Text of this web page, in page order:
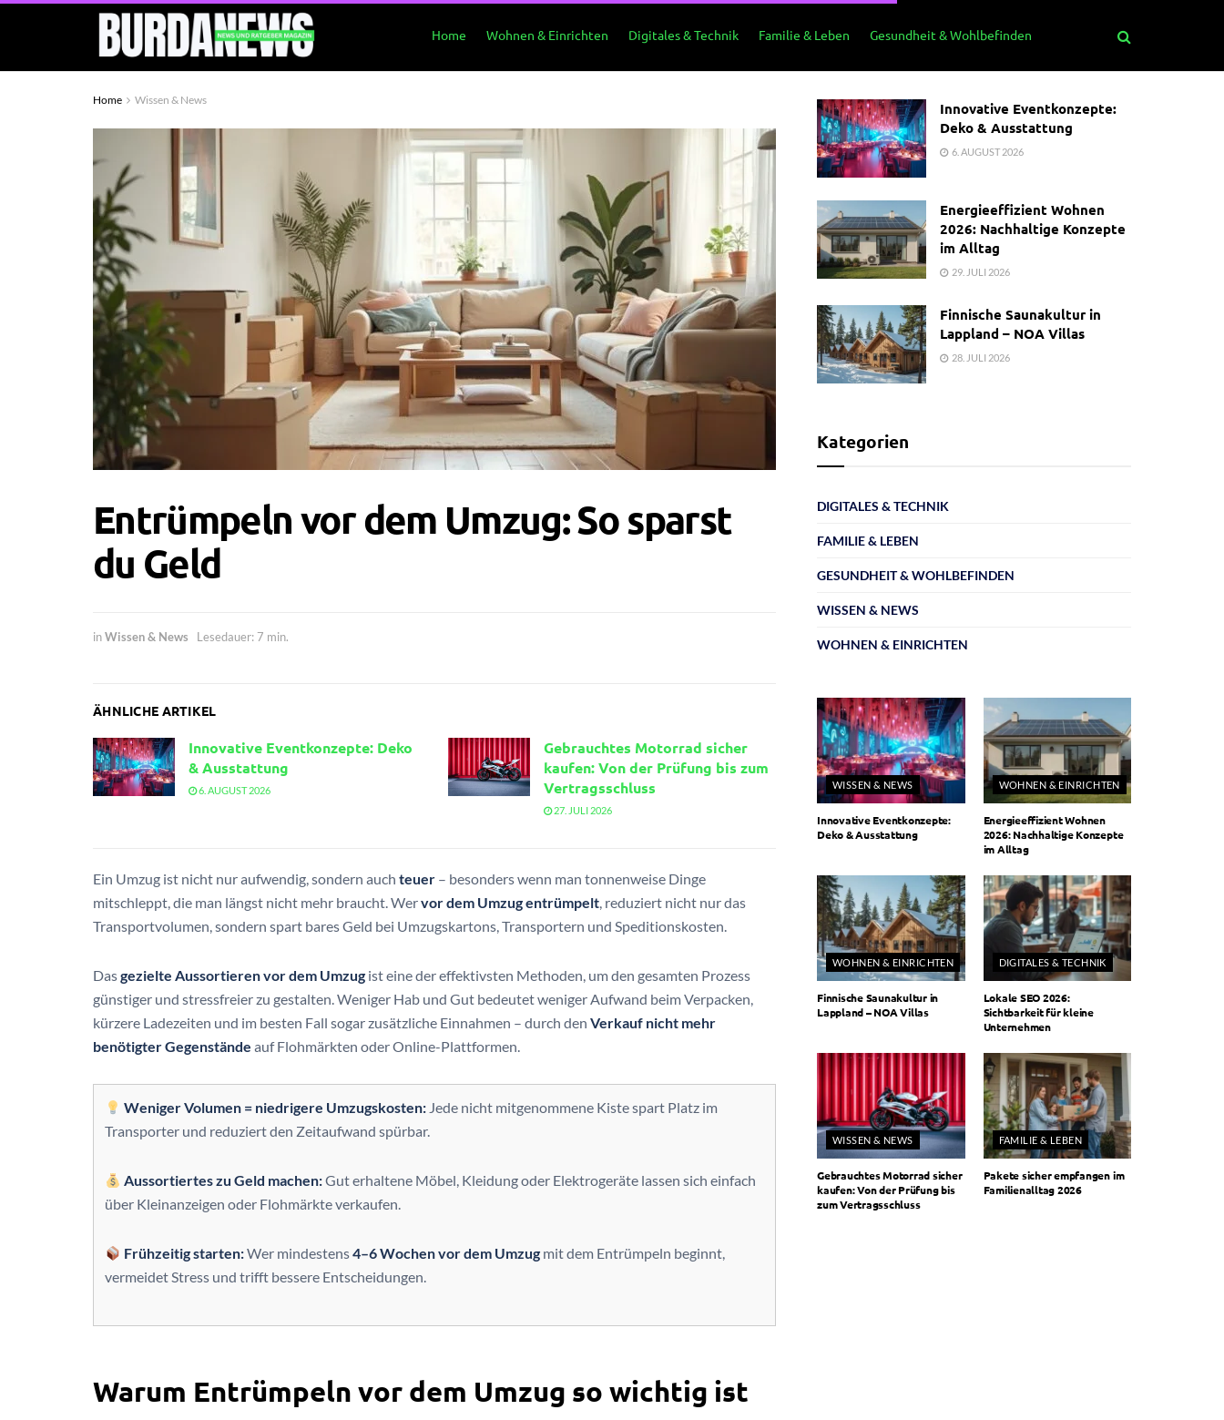
Home Wohnen & Einrichten Digitales & Technik Familie & Leben Gesundheit & Wohlbefinden
Home Wissen & News
Entrümpeln vor dem Umzug: So sparst
du Geld
inWissen & News Lesedauer: 7 min.
ÄHNLICHE ARTIKEL
Innovative Eventkonzepte: Deko
& Ausstattung
6. AUGUST 2026
Gebrauchtes Motorrad sicher
kaufen: Von der Prüfung bis zum
Vertragsschluss
27. JULI 2026
Ein Umzug ist nicht nur aufwendig, sondern auch teuer – besonders wenn man tonnenweise Dinge
mitschleppt, die man längst nicht mehr braucht. Wervor dem Umzug entrümpelt, reduziert nicht nur das
Transportvolumen, sondern spart bares Geld bei Umzugskartons, Transportern und Speditionskosten.
Dasgezielte Aussortieren vor dem Umzug ist eine der effektivsten Methoden, um den gesamten Prozess
günstiger und stressfreier zu gestalten. Weniger Hab und Gut bedeutet weniger Aufwand beim Verpacken,
kürzere Ladezeiten und im besten Fall sogar zusätzliche Einnahmen – durch den Verkauf nicht mehr
benötigter Gegenstände auf Flohmärkten oder Online-Plattformen.
Weniger Volumen = niedrigere Umzugskosten: Jede nicht mitgenommene Kiste spart Platz im
Transporter und reduziert den Zeitaufwand spürbar.
Aussortiertes zu Geld machen:Gut erhaltene Möbel, Kleidung oder Elektrogeräte lassen sich einfach
über Kleinanzeigen oder Flohmärkte verkaufen.
Frühzeitig starten:Wer mindestens4–6 Wochen vor dem Umzug mit dem Entrümpeln beginnt,
vermeidet Stress und trifft bessere Entscheidungen.
Warum Entrümpeln vor dem Umzug so wichtig ist
Innovative Eventkonzepte:
Deko & Ausstattung
6. AUGUST 2026
Energieeffizient Wohnen
2026: Nachhaltige Konzepte
im Alltag
29. JULI 2026
Finnische Saunakultur in
Lappland – NOA Villas
28. JULI 2026
Kategorien
DIGITALES & TECHNIK
FAMILIE & LEBEN
GESUNDHEIT & WOHLBEFINDEN
WISSEN & NEWS
WOHNEN & EINRICHTEN
WISSEN & NEWS
Innovative Eventkonzepte:
Deko & Ausstattung
WOHNEN & EINRICHTEN
Energieeffizient Wohnen
2026: Nachhaltige Konzepte
im Alltag
WOHNEN & EINRICHTEN
Finnische Saunakultur in
Lappland – NOA Villas
DIGITALES & TECHNIK
Lokale SEO 2026:
Sichtbarkeit für kleine
Unternehmen
WISSEN & NEWS
Gebrauchtes Motorrad sicher
kaufen: Von der Prüfung bis
zum Vertragsschluss
FAMILIE & LEBEN
Pakete sicher empfangen im
Familienalltag 2026